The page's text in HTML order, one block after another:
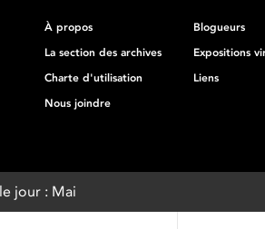
À propos
Blogueurs
La section des archives
Expositions
Charte d'utilisation
Liens
Nous joindre
jour : Mai